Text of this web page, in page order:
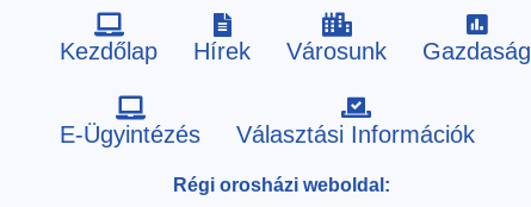
Kezdőlap Hírek Városunk Gazdaság
E-Ügyintézés Választási Információk
Régi orosházi weboldal: